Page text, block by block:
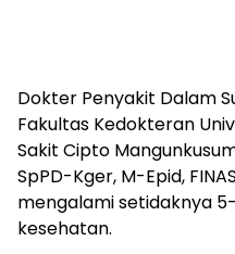
Dokter Penyakit Dalam
Fakultas Kedokteran
Sakit Cipto
SpPD-Kger, M-Epid,
mengalami setidaknya
kesehatan.